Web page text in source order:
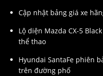
Cập nhật bảng giá xe
Lộ diện Mazda CX-5
thể thao
Hyundai SantaFe phiên
trên đường phố